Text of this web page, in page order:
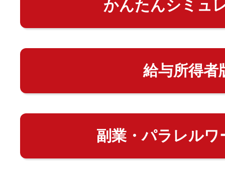
かんたんシミュ
給与所得者
副業・パラレルワ